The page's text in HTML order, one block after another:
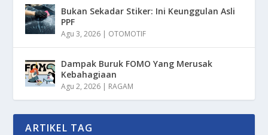
Bukan Sekadar Stiker: Ini Keunggulan Asli
PPF
Agu 3, 2026 | OTOMOTIF
Dampak Buruk FOMO Yang Merusak
Kebahagiaan
Agu 2, 2026 | RAGAM
ARTIKEL TAG